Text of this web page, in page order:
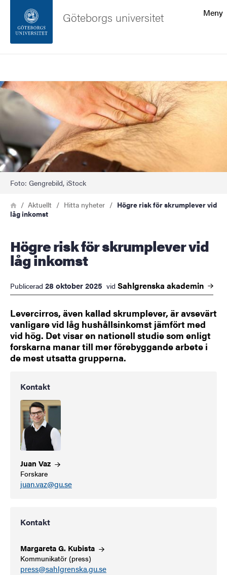
Sidfoten
Om webbplatsen
Meny
Göteborgs universitet
Bild
Foto: Gengrebild, iStock
Länkstig
HemAktuellt Hitta nyheter
Högre risk för skrumplever vid
låg inkomst
Högre risk för skrumplever vid
låg inkomst
Publicerad 28 oktober 2025 vid Sahlgrenska akademin
Levercirros, även kallad skrumplever, är avsevärt
vanligare vid låg hushållsinkomst jämfört med
vid hög. Det visar en nationell studie som enligt
forskarna manar till mer förebyggande arbete i
de mest utsatta grupperna.
Kontakt
Juan Vaz
Forskare
juan.vaz@gu.se
Kontakt
Margareta G. Kubista
Kommunikatör (press)
press@sahlgrenska.gu.se